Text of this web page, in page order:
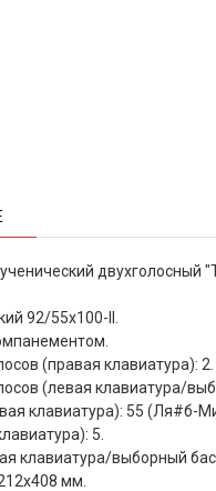
двухголосный
92/55х100-II.
(правая клавиатура): 2.
(левая клавиатура/
клавиатура): 55 (Ля#б-
5.
клавиатура/выборный
мм.